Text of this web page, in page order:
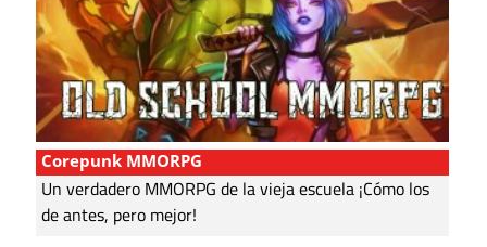
Corepunk MMORPG
Un verdadero MMORPG de la vieja escuela ¡Cómo los
de antes, pero mejor!